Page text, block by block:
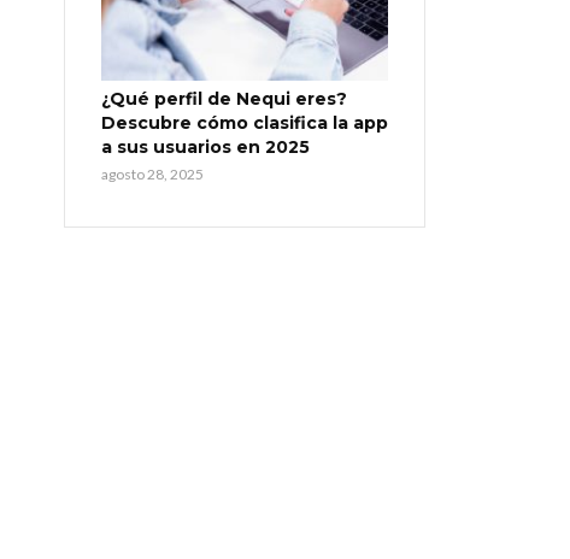
¿Qué perfil de Nequi eres?
Descubre cómo clasifica la app
a sus usuarios en 2025
agosto 28, 2025